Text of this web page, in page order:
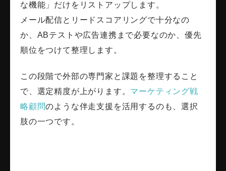
な機能」だけをリストアップします。
メール配信とリードスコアリングで十分なの
か、ABテストや広告連携まで必要なのか、優先
順位をつけて整理します。
この段階で外部の専門家と課題を整理すること
で、選定精度が上がります。 マーケティング戦
略顧問のような伴走支援を活用するのも、選択
肢の一つです。